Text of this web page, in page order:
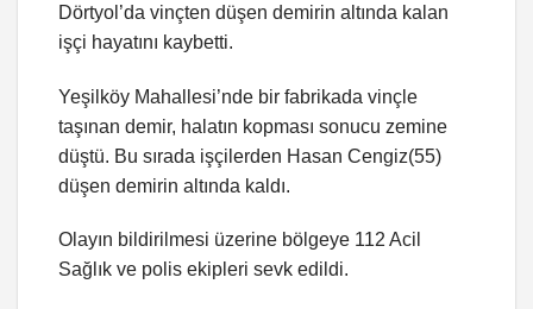
Dörtyol’da vinçten düşen demirin altında kalan
işçi hayatını kaybetti.
Yeşilköy Mahallesi’nde bir fabrikada vinçle
taşınan demir, halatın kopması sonucu zemine
düştü. Bu sırada işçilerden Hasan Cengiz(55)
düşen demirin altında kaldı.
Olayın bildirilmesi üzerine bölgeye 112 Acil
Sağlık ve polis ekipleri sevk edildi.